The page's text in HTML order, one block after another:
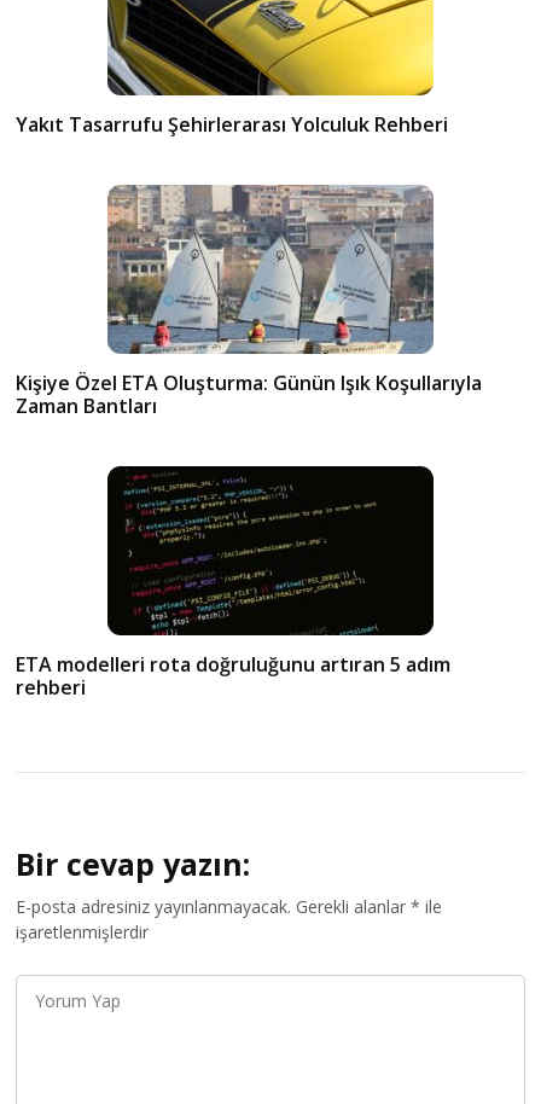
Yakıt Tasarrufu Şehirlerarası Yolculuk Rehberi
Kişiye Özel ETA Oluşturma: Günün Işık Koşullarıyla
Zaman Bantları
ETA modelleri rota doğruluğunu artıran 5 adım
rehberi
Bir cevap yazın:
E-posta adresiniz yayınlanmayacak. Gerekli alanlar* ile
işaretlenmişlerdir